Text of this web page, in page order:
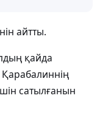
айтты.
қайда
Қарабалиннің
сатылғанын